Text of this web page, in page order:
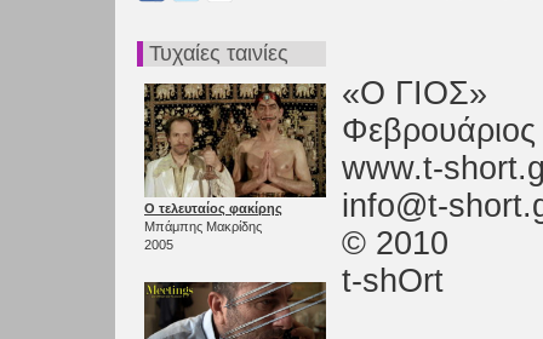
Τυχαίες ταινίες
Ο τελευταίος φακίρης
Μπάμπης Μακρίδης
2005
«Ο ΓΙΟΣ»
www.t-
info@t-
© 2010
t-shOrt